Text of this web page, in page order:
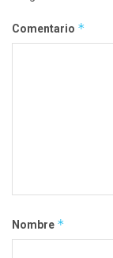
Comentario *
Nombre *